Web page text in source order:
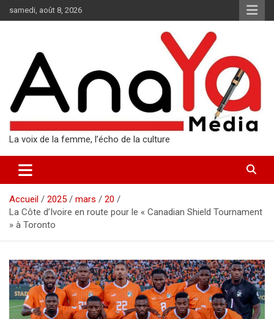
au
samedi, août 8, 2026
La voix de la femme, l’écho de la culture
Accueil 2025 mars
20
La Côte d’Ivoire en route pour le « Canadian Shield Tournament
» à Toronto